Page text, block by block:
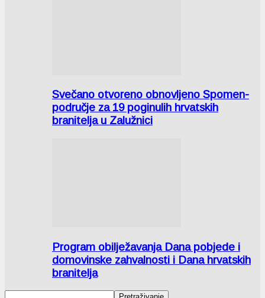
Svečano otvoreno obnovljeno Spomen-
područje za 19 poginulih hrvatskih
branitelja u Zalužnici
Program obilježavanja Dana pobjede i
domovinske zahvalnosti i Dana hrvatskih
branitelja